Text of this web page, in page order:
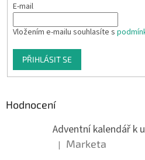
E-mail
Vložením e-mailu souhlasíte s
PŘIHLÁSIT SE
Hodnocení
Hodnocení produktu je 5 z
| Marketa